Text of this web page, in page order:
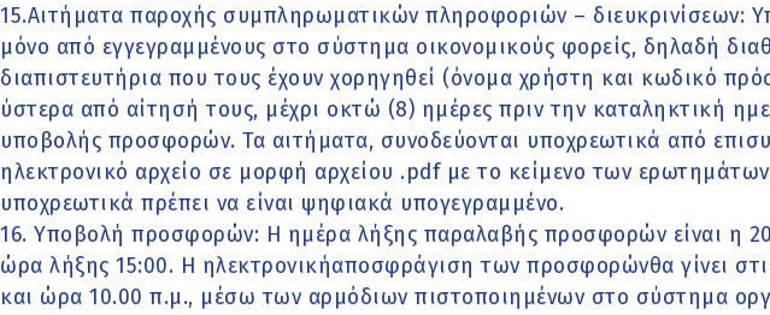
15.Αιτήματα παροχής συμπληρωματικών πληροφοριών – διευκρινίσεων:
μόνο από εγγεγραμμένους στο σύστημα οικονομικούς φορείς, δηλαδή
διαπιστευτήρια που τους έχουν χορηγηθεί (όνομα χρήστη και κωδικό
ύστερα από αίτησή τους, μέχρι οκτώ (8) ημέρες πριν την καταληκτική
υποβολής προσφορών. Τα αιτήματα, συνοδεύονται υποχρεωτικά από
ηλεκτρονικό αρχείο σε μορφή αρχείου .pdf με το κείμενο των
υποχρεωτικά πρέπει να είναι ψηφιακά υπογεγραμμένο.
16. Υποβολή προσφορών: Η ημέρα λήξης παραλαβής προσφορών είναι η
ώρα λήξης 15:00. Η ηλεκτρονικήαποσφράγιση των προσφορώνθα γίνει
και ώρα 10.00 π.μ., μέσω των αρμόδιων πιστοποιημένων στο σύστημα